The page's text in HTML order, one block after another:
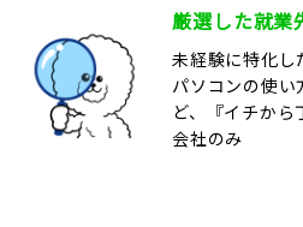
厳選した就業
未経験に特化し
パソコンの使い
ど、『イチから
会社のみ